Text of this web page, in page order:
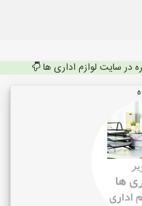
در سایت لوازم اداری ها